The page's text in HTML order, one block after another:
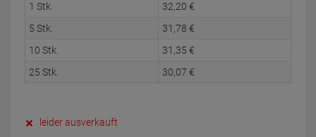
1 Stk. 32, 20 €
5 Stk.
31, 78 €
10 Stk.
31, 35 €
25 Stk.
30, 07 €
leider ausverkauft